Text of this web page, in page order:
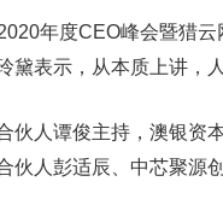
年度CEO峰会暨猎
黛表示，从本质上讲，
伙人谭俊主持，澳银资
伙人彭适辰、中芯聚源